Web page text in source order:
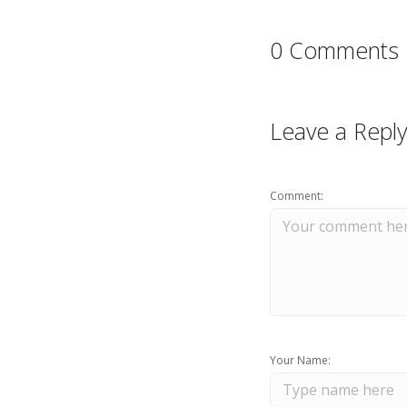
0 Comments
Leave a Reply
Comment:
Your Name: